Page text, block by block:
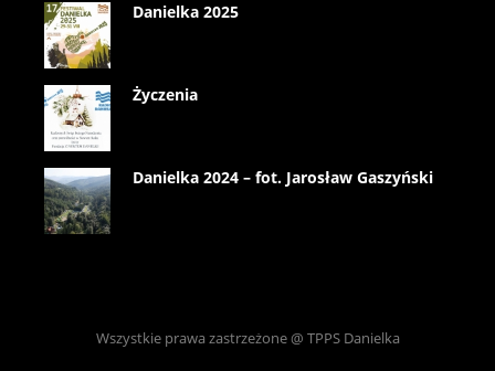
Danielka 2025
Życzenia
Danielka 2024 – fot. Jarosław Gaszyński
Wszystkie prawa zastrzeżone @ TPPS Danielka